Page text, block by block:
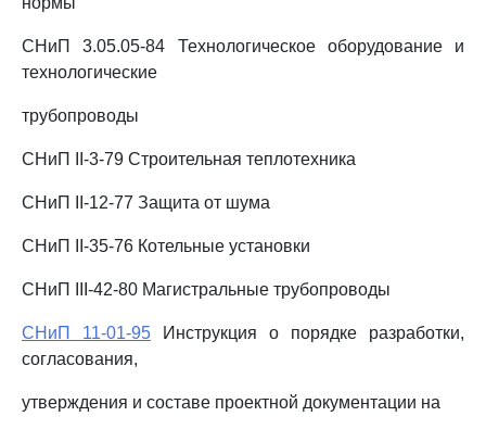
СНиП 3.05.05-84 Технологическое оборудование и
технологические
трубопроводы
СНиП II-3-79 Строительная теплотехника
СНиП II-12-77 Защита от шума
СНиП II-35-76 Котельные установки
СНиП III-42-80 Магистральные трубопроводы
СНиП 11-01-95 Инструкция о порядке разработки,
согласования,
утверждения и составе проектной документации на